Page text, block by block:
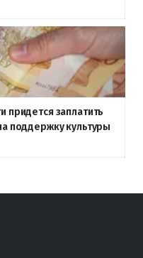
придется заплатить
поддержку культуры